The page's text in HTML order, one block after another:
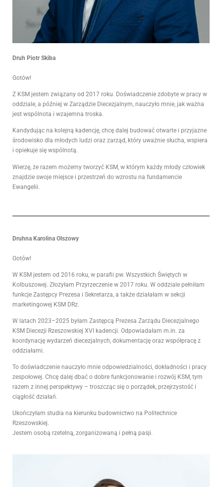
Druh Piotr Skiba
Gotów!
Z KSM jestem związany od 2017 roku. Doświadczenie zdobyte w pracy w
oddziale, a później w Zarządzie Diecezjalnym, nauczyło mnie, jak ważna
jest wspólnota i wzajemna troska.
Kandydując na kolejną kadencję, chcę dalej budować otwarte i przyjazne
środowisko dla młodych ludzi oraz zarząd, który uważnie słucha, wspiera
i opiekuje się wspólnotą.
Wierzę, że razem możemy tworzyć KSM, w którym każdy młody człowiek
znajdzie swoje miejsce i przestrzeń do wzrostu na fundamencie
Ewangelii.
Druhna Karolina Olszowy
Gotów!
W KSM jestem od 2016 roku, w parafii pw. Wszystkich Świętych w
Kolbuszowej. Złożyłam Przyrzeczenie w 2017 roku. W oddziale pełniłam
funkcje Zastępcy Prezesa i Sekretarza, a także działałam w sekcji
marketingowej KSM DRz.
W latach 2023–2025 byłam Zastępcą Prezesa Zarządu Diecezjalnego
KSM Diecezji Rzeszowskiej XVI kadencji. Odpowiadałam m.in. za
koordynację wydarzeń diecezjalnych, dokumentację oraz współpracę z
oddziałami.
To doświadczenie nauczyło mnie odpowiedzialności, dokładności i pracy
zespołowej. Chcę dalej dbać o dobre funkcjonowanie i rozwój KSM, tym
razem z innej perspektywy – troszcząc się o porządek, przejrzystość i
ciągłość działań.
Ukończyłam studia na kierunku budownictwo na Politechnice
Rzeszowskiej.
Jestem osobą rzetelną, zorganizowaną i pełną pasji.